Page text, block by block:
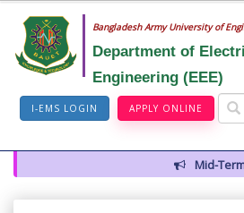
Bangladesh Army University of
Department of
Engineering (EEE)
I-EMS LOGIN APPLY ONLINE
Mid-Term